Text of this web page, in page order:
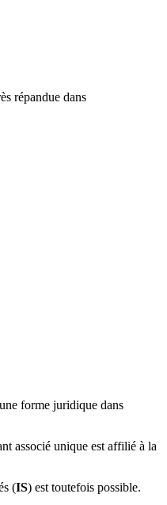
répandue dans
forme juridique dans
associé unique est affilié à la
(IS) est toutefois possible.